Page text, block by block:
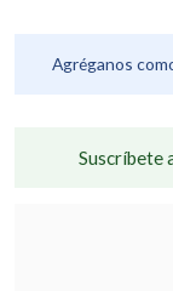
Agréganos
Suscríbete